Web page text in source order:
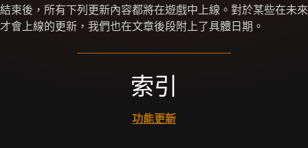
結束後，所有下列更新內容都將在遊戲中上線。對於某些在未來
才會上線的更新，我們也在文章後段附上了具體日期。
索引
功能更新